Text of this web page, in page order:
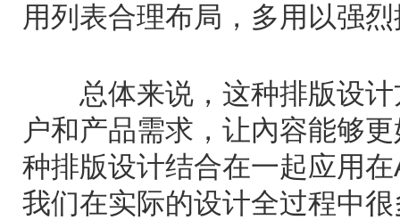
用列表合理布局，多用以强
总体来说，这种排版设计
户和产品需求，让內容能够
种排版设计结合在一起应用
我们在实际的设计全过程中